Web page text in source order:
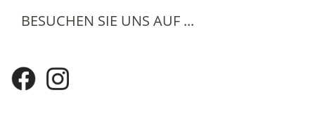
BESUCHEN SIE UNS AUF ...